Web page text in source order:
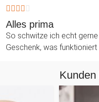
Alles prima
So schwitze ich echt
Geschenk, was funktioniert
Kunden